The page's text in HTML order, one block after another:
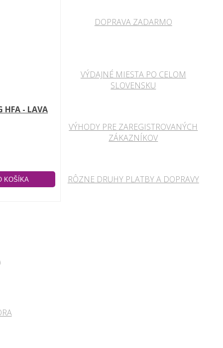
HFA - LAVA
DOPRAVA ZADARMO
VÝDAJNÉ MIESTA PO CELOM
SLOVENSKU
VÝHODY PRE ZAREGISTROVANÝCH
ZÁKAZNÍKOV
RÔZNE DRUHY PLATBY A DOPRAVY